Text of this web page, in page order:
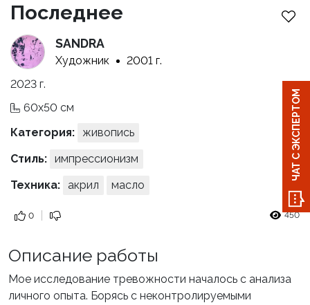
Последнее
SANDRA
Художник
2001 г.
2023 г.
60x50 см
Категория:
живопись
Стиль: импрессионизм
Техника:
акрил масло
0 450
Описание работы
Мое исследование тревожности началось с анализа
личного опыта. Борясь с неконтролируемыми
ЧАТ С ЭКСПЕРТОМ